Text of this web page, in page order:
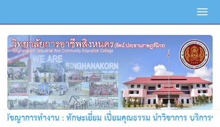
ชญาการทำงาน : ทักษะเยี่ยม เปี่ยมคุณธรรม นำวิชาการ บริการชุม